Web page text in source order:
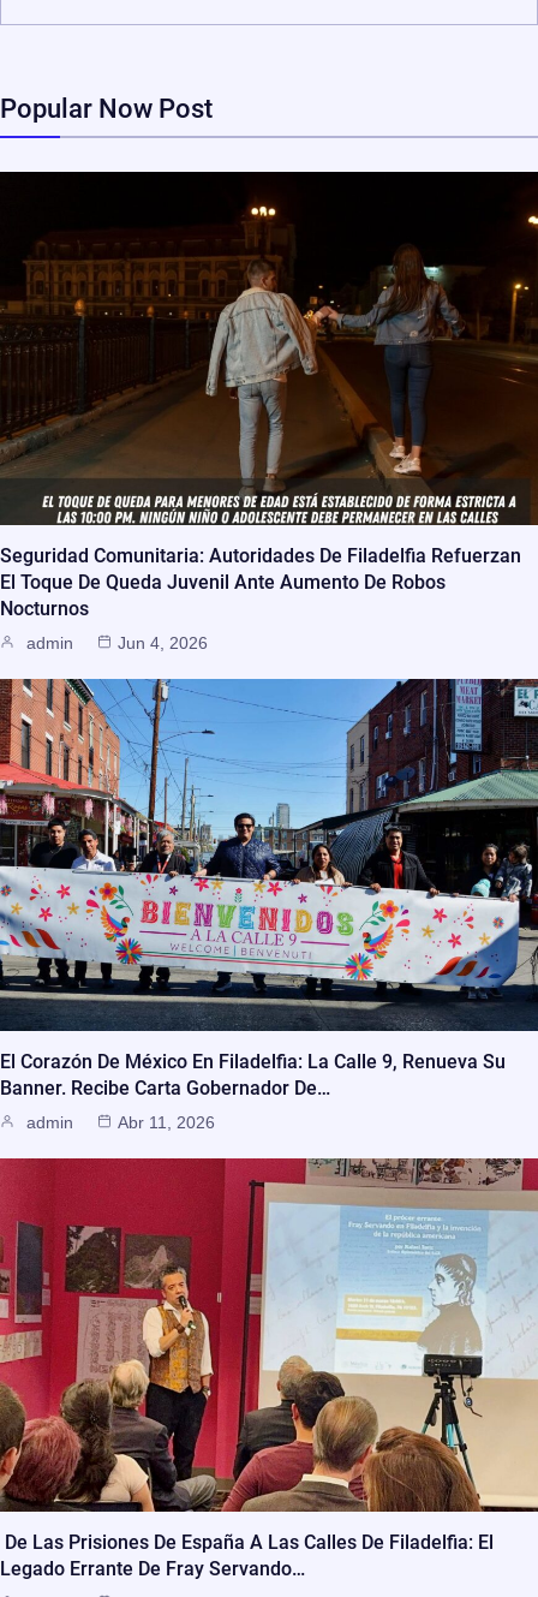
Popular Now Post
Seguridad Comunitaria: Autoridades De Filadelfia Refuerzan
El Toque De Queda Juvenil Ante Aumento De Robos
Nocturnos
admin Jun 4, 2026
El Corazón De México En Filadelfia: La Calle 9, Renueva Su
Banner. Recibe Carta Gobernador De…
admin Abr 11, 2026
De Las Prisiones De España A Las Calles De Filadelfia: El
Legado Errante De Fray Servando…